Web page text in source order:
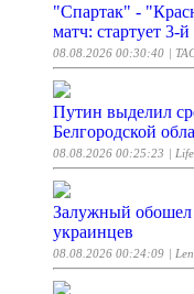
"Спартак" -
матч: стартует 3-
08.08.2026 00:30:40 |
Путин выделил
Белгородской
08.08.2026 00:25:23 |
Залужный обошел
украинцев
08.08.2026 00:24:09 |